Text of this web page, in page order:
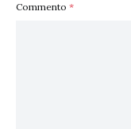
Commento *